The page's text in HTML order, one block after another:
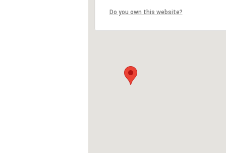
Do you own this website?